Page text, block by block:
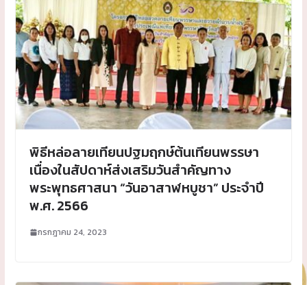
พิธีหล่อลายเทียนปฐมฤกษ์ต้นเทียนพรรษา
เนื่องในสัปดาห์ส่งเสริมวันสำคัญทาง
พระพุทธศาสนา “วันอาสาฬหบูชา” ประจำปี
พ.ศ. 2566
กรกฎาคม 24, 2023